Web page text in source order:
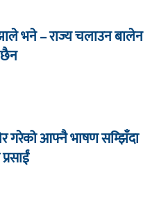
भने – राज्य चलाउन बालेन
गरेको आफ्नै भाषण सम्झिँदा